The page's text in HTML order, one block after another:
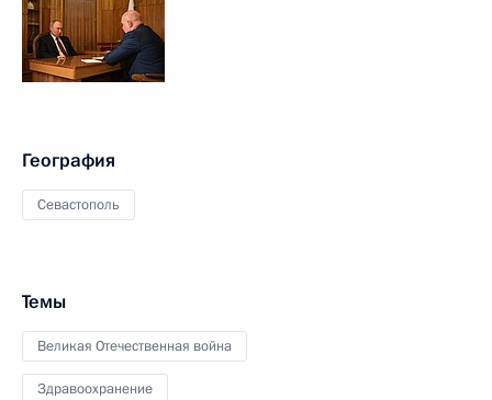
География
Севастополь
Темы
Великая Отечественная война
Здравоохранение